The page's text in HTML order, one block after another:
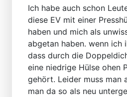
Ich habe auch schon
diese EV mit einer
haben und mich als
abgetan haben. wenn ich
dass durch die
eine niedrige Hülse ohen
gehört. Leider muss man
man da so als neu